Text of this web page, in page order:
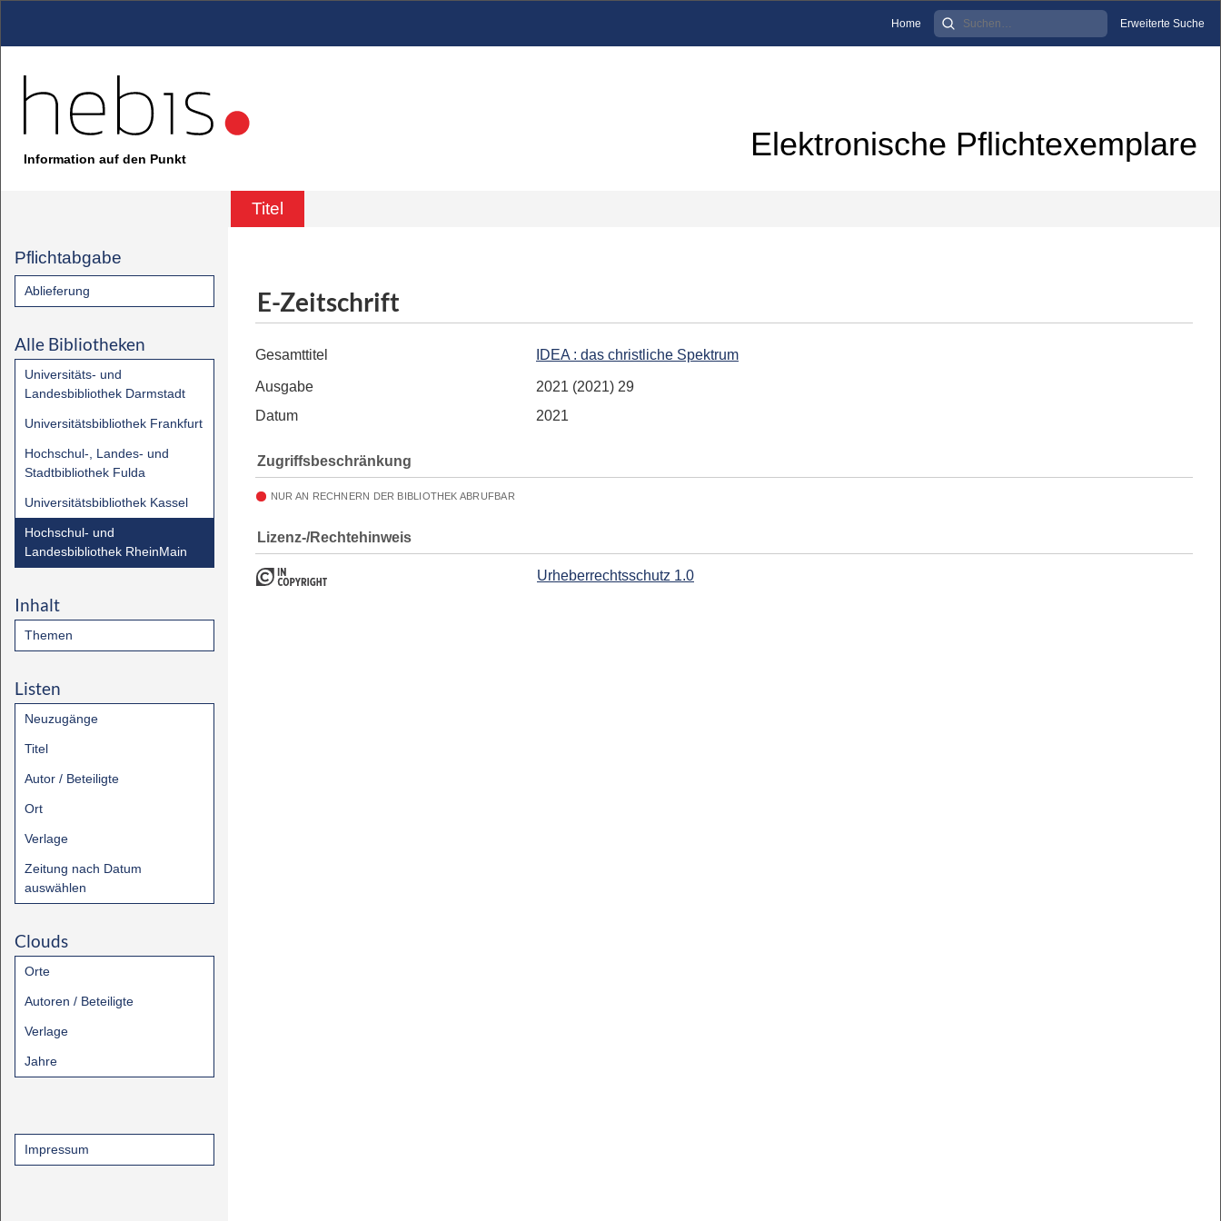
Home Erweiterte Suche
Information auf den Punkt Elektronische Pflichtexemplare
Titel
Pflichtabgabe
Ablieferung
Alle Bibliotheken
Universitäts- und
Landesbibliothek Darmstadt
Universitätsbibliothek Frankfurt
Hochschul-, Landes- und
Stadtbibliothek Fulda
Universitätsbibliothek Kassel
Hochschul- und
Landesbibliothek RheinMain
Inhalt
Themen
Listen
Neuzugänge
Titel
Autor / Beteiligte
Ort
Verlage
Zeitung nach Datum
auswählen
Clouds
Orte
Autoren / Beteiligte
Verlage
Jahre
Impressum
E-Zeitschrift
Gesamttitel IDEA : das christliche Spektrum
Ausgabe
2021 (2021) 29
Datum
2021
Zugriffsbeschränkung
NUR AN RECHNERN DER BIBLIOTHEK ABRUFBAR
Lizenz-/Rechtehinweis
Urheberrechtsschutz 1.0